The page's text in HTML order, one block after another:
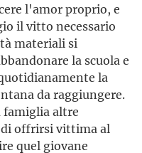
l'amor proprio, e
il vitto necessario
materiali si
la scuola e
la
da raggiungere.
famiglia altre
offrirsi vittima al
quel giovane